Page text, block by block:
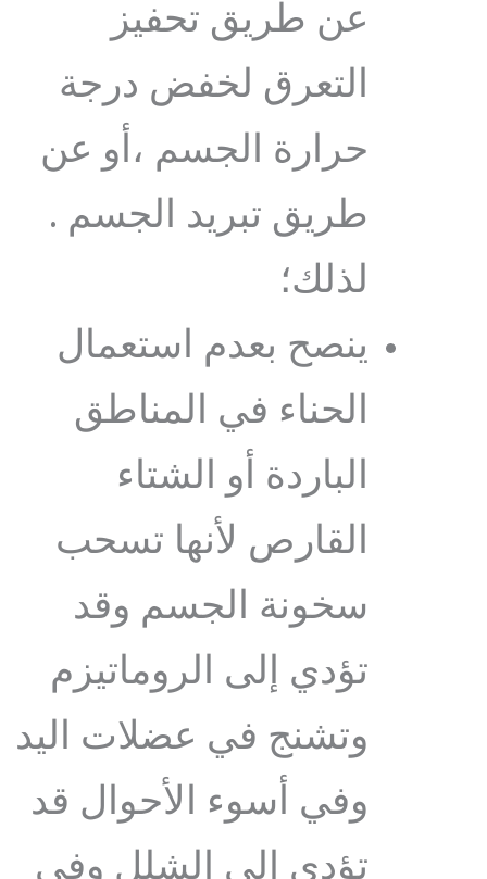
عن طريق تحفيز
التعرق لخفض درجة
حرارة الجسم ،أو عن
طريق تبريد الجسم .
لذلك؛
ينصح بعدم استعمال
الحناء في المناطق
الباردة أو الشتاء
القارص لأنها تسحب
سخونة الجسم وقد
تؤدي إلى الروماتيزم
وتشنج في عضلات اليد
وفي أسوء الأحوال قد
تؤدي إلى الشلل وفي